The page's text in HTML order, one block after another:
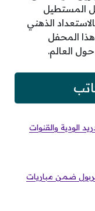
المستطيل
الذهني
المحفل
العالم.
الودية والقنوات
ضمن مباريات